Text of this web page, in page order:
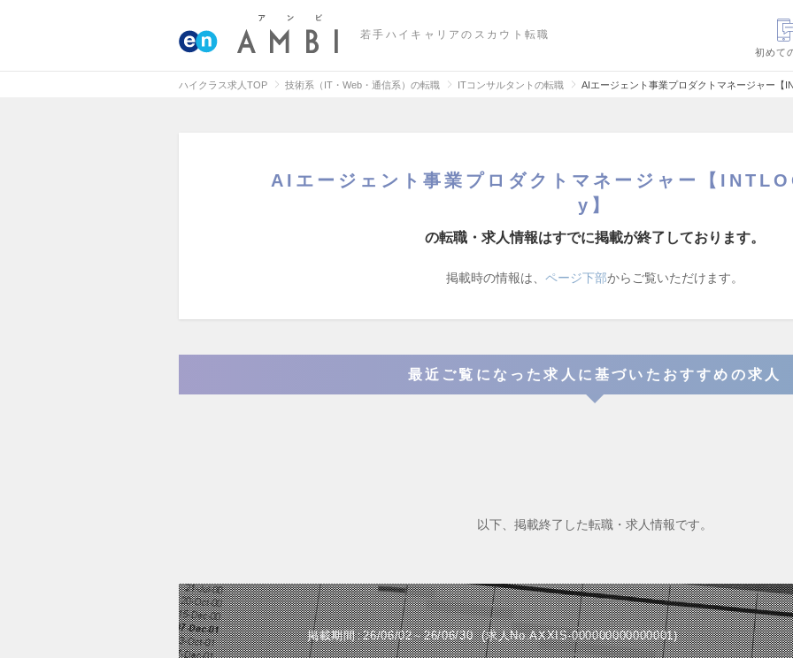
若手ハイキャリアのスカウト転職
初めて
ハイクラス求人TOP 技術系（IT・Web・通信系）の転職 ITコンサルタントの転職 AIエージェント事業プロダクトマネージャー【
AIエージェント事業プロダクトマネージャー【
y】
の転職・求人情報はすでに掲載が終了しております。
掲載時の情報は、 ページ下部からご覧いただけます。
最近ご覧になった求人に基づいたおすすめの求人
以下、掲載終了した転職・求人情報です。
掲載期間 26/06/02～26/06/30 求人No.AXXIS-000000000000001